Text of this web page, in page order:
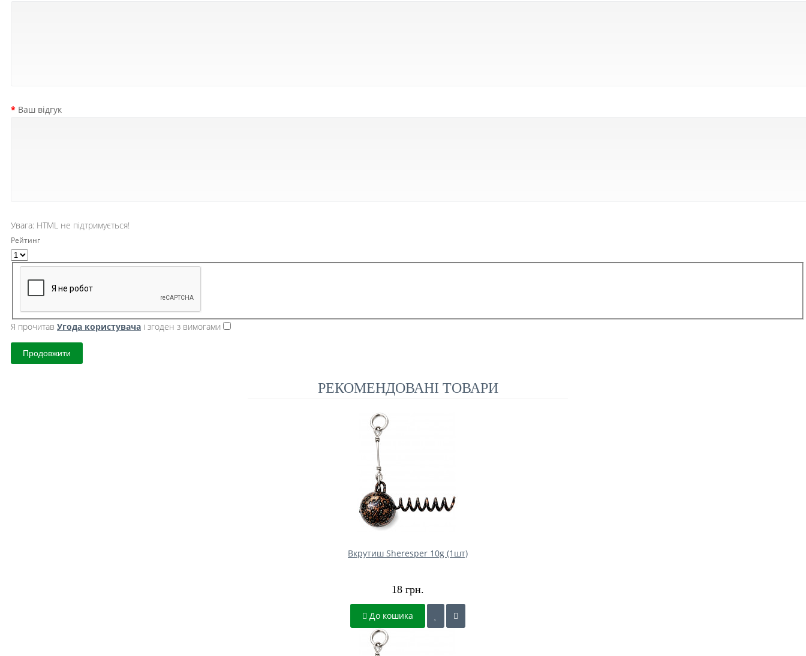
Ваш відгук
Увага: HTML не підтримується!
Рейтинг
Я прочитав Угода користувача і згоден з вимогами
Продовжити
РЕКОМЕНДОВАНІ ТОВАРИ
Вкрутиш Sheresper 10g (1шт)
18 грн.
До кошика